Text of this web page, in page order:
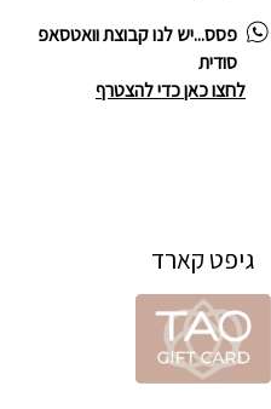
פסס...יש לנו קבוצת וואטסאפ
סודית
לחצו כאן כדי להצטרף
גיפט קארד